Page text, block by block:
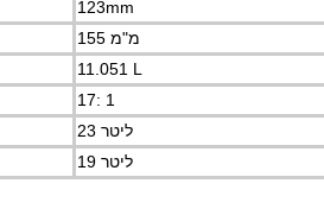
123mm
155 מ"מ
11.051 L
17: 1
23 ליטר
19 ליטר